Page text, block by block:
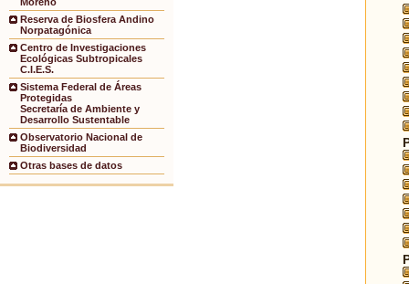
Moreno
Reserva de Biosfera Andino
Norpatagónica
Centro de Investigaciones
Ecológicas Subtropicales
C.I.E.S.
Sistema Federal de Áreas
Protegidas
Secretaría de Ambiente y
Desarrollo Sustentable
Observatorio Nacional de
Biodiversidad
Otras bases de datos